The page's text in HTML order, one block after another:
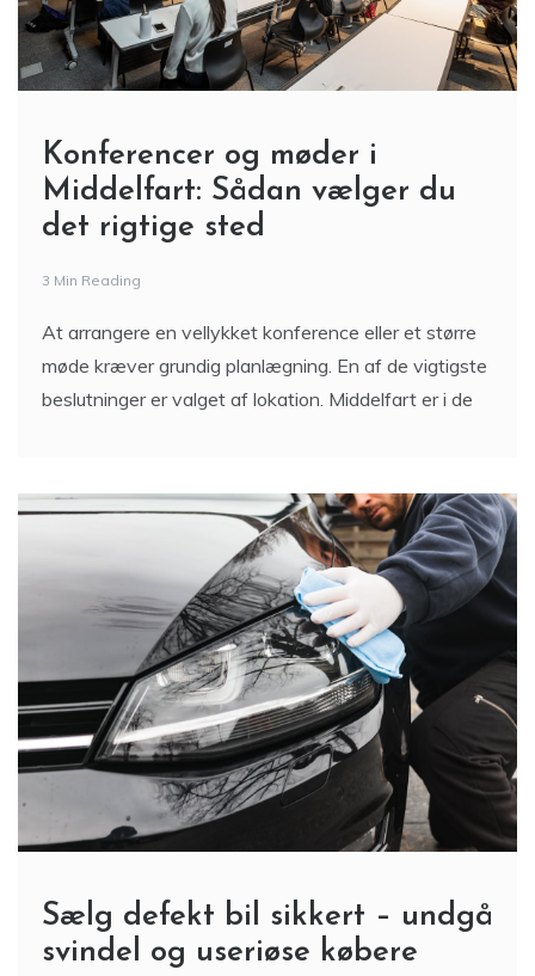
Konferencer og møder i
Middelfart: Sådan vælger du
det rigtige sted
3 Min Reading
At arrangere en vellykket konference eller et større
møde kræver grundig planlægning. En af de vigtigste
beslutninger er valget af lokation. Middelfart er i de
Sælg defekt bil sikkert – undgå
svindel og useriøse købere